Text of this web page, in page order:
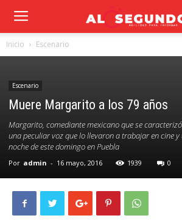
Inicio Escenario
Escenario
Muere Margarito a los 79 años
Margarito, comediante mexicano que se
una peculiar voz que lo llevaron a trabajar en cine
noche de este domingo en Puebla
Por admin - 16 mayo, 2016 1939 0